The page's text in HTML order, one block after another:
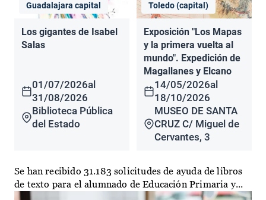
Guadalajara capital
Los gigantes de Isabel
Salas
01/07/2026al
31/08/2026
Biblioteca Pública
del Estado
Toledo (capital)
Exposición "Los Mapas
y la primera vuelta al
mundo". Expedición de
Magallanes y Elcano
14/05/2026al
18/10/2026
MUSEO DE SANTA
CRUZ C/ Miguel de
Cervantes, 3
Se han recibido 31.183 solicitudes de ayuda de libros
de texto para el alumnado de Educación Primaria y...